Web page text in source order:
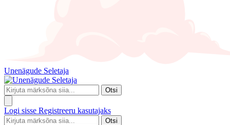
Unenägude Seletaja
Otsi
Logi sisse Registreeru kasutajaks
Otsi